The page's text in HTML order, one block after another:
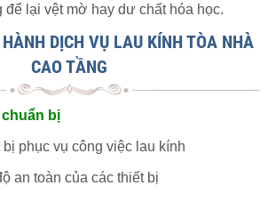
để lại vệt mờ hay dư chất hóa học.
DỊCH VỤ LAU KÍNH TÒA NHÀ
CAO TẦNG
bị
phục vụ công việc lau kính
an toàn của các thiết bị